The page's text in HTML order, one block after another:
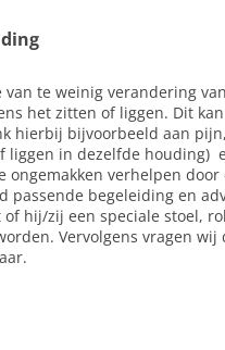
te weinig verandering
het zitten of liggen. Dit
hierbij bijvoorbeeld aan
in dezelfde houding)
ongemakken verhelpen door
passende begeleiding en
hij/zij een speciale stoel,
Vervolgens vragen wij